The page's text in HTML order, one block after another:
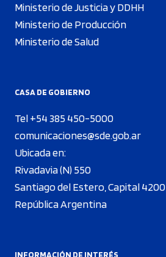
Ministerio de Justicia y DDHH
Ministerio de Producción
Ministerio de Salud
CASA DE GOBIERNO
Tel +54 385 450-5000
comunicaciones@sde.gob.ar
Ubicada en:
Rivadavia (N) 550
Santiago del Estero, Capital 4200
República Argentina
INFORMACIÓN DE INTERÉS